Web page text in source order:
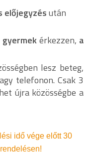
előjegyzésután
érkezzen, a
lesz beteg,
telefonon. Csak 3
újra közösségbe a
idő vége előtt 30